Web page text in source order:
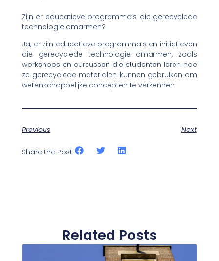
Zijn er educatieve programma’s die gerecyclede
technologie omarmen?
Ja, er zijn educatieve programma’s en initiatieven
die gerecyclede technologie omarmen, zoals
workshops en cursussen die studenten leren hoe
ze gerecyclede materialen kunnen gebruiken om
wetenschappelijke concepten te verkennen.
Previous Next
Share the Post:
Related Posts